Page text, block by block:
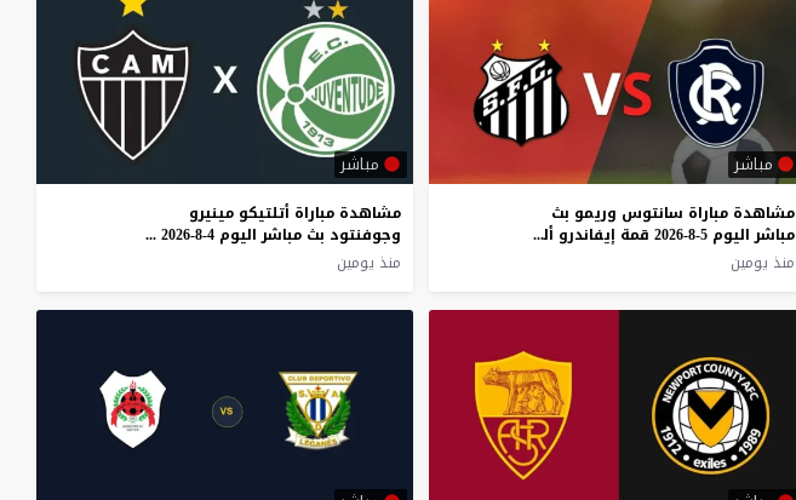
مباشر
مشاهدة مباراة سانتوس وريمو بث
مباشر اليوم 5-8-2026 قمة إيفاندرو ألميدا
منذ يومين
مباشر
مشاهدة مباراة أتلتيكو مينيرو
وجوفنتود بث مباشر اليوم 4-8-2026 قمة ألفريدو جاكوني
منذ يومين